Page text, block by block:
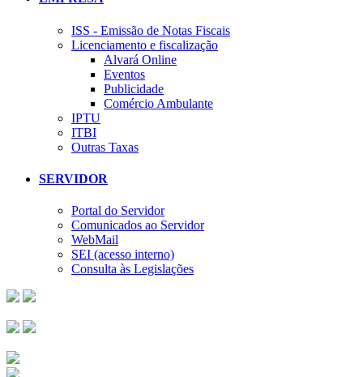
ISS - Emissão de Notas Fiscais
Licenciamento e fiscalização
Alvará Online
Eventos
Publicidade
Comércio Ambulante
IPTU
ITBI
Outras Taxas
SERVIDOR
Portal do Servidor
Comunicados ao Servidor
WebMail
SEI (acesso interno)
Consulta às Legislações